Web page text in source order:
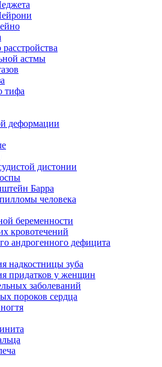
астмы
тифа
деформации
дистонии
Барра
человека
беременности
кровотечений
андрогенного дефицита
надкостницы зуба
придатков у женщин
заболеваний
пороков сердца